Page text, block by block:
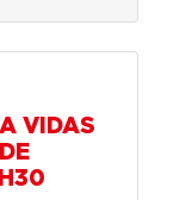
VIDAS